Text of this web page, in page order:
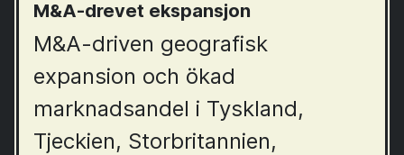
M&A-drevet ekspansjon
M&A-driven geografisk
expansion och ökad
marknadsandel i Tyskland,
Tjeckien, Storbritannien,